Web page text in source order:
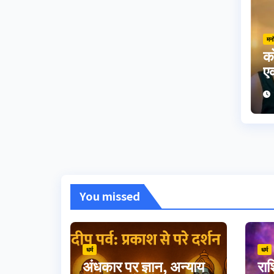
You missed
धर्म
अंधकार पर ज्ञान, अन्याय
धर्म